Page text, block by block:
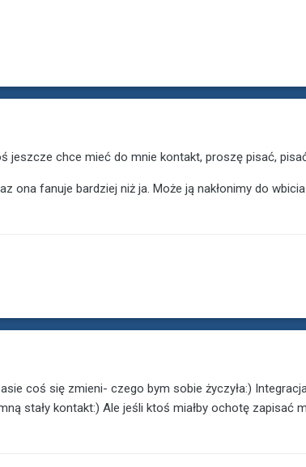
jeszcze chce mieć do mnie kontakt, proszę pisać,
ona fanuje bardziej niż ja. Może ją nakłonimy do
coś się zmieni- czego bym sobie życzyła:)
stały kontakt:) Ale jeśli ktoś miałby ochotę zapisać